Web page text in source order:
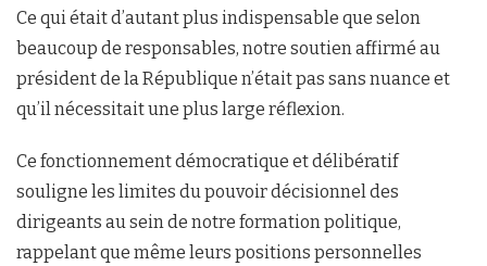
Ce qui était d’autant plus indispensable que selon
beaucoup de responsables, notre soutien affirmé au
président de la République n’était pas sans nuance et
qu’il nécessitait une plus large réflexion.
Ce fonctionnement démocratique et délibératif
souligne les limites du pouvoir décisionnel des
dirigeants au sein de notre formation politique,
rappelant que même leurs positions personnelles